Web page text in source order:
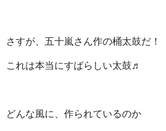
さすが、五十嵐さん作の桶太鼓だ！
これは本当にすばらしい太鼓♬
どんな風に、作られているのか